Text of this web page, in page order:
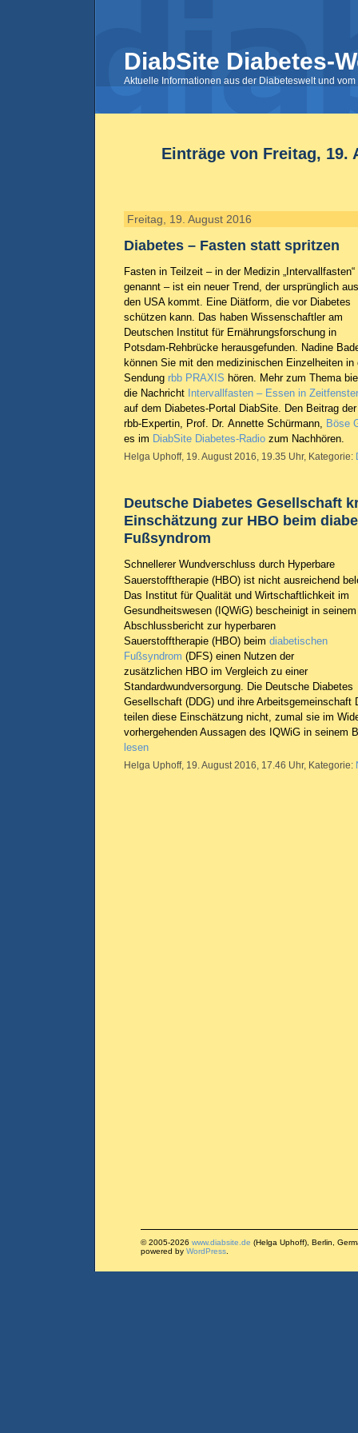
DiabSite Diabetes-
Aktuelle Informationen aus der Diabeteswelt und
Einträge von Freitag, 19.
Freitag, 19. August 2016
Diabetes – Fasten statt spritzen
Fasten in Teilzeit – in der Medizin „Intervallfasten“
genannt – ist ein neuer Trend, der ursprünglich aus
den USA kommt. Eine Diätform, die vor Diabetes
schützen kann. Das haben Wissenschaftler am
Deutschen Institut für Ernährungsforschung in
Potsdam-Rehbrücke herausgefunden. Nadine
können Sie mit den medizinischen Einzelheiten in
Sendung rbb PRAXIS hören. Mehr zum Thema
die Nachricht Intervallfasten – Essen in
auf dem Diabetes-Portal DiabSite. Den Beitrag der
rbb-Expertin, Prof. Dr. Annette Schürmann, Böse
es im DiabSite Diabetes-Radio zum Nachhören.
Helga Uphoff, 19. August 2016, 19.35 Uhr, Kategorie:
Deutsche Diabetes Gesellschaft
Einschätzung zur HBO beim
Fußsyndrom
Schnellerer Wundverschluss durch Hyperbare
Sauerstofftherapie (HBO) ist nicht ausreichend
Das Institut für Qualität und Wirtschaftlichkeit im
Gesundheitswesen (IQWiG) bescheinigt in seinem
Abschlussbericht zur hyperbaren
Sauerstofftherapie (HBO) beim diabetischen
Fußsyndrom (DFS) einen Nutzen der
zusätzlichen HBO im Vergleich zu einer
Standardwundversorgung. Die Deutsche Diabetes
Gesellschaft (DDG) und ihre Arbeitsgemeinschaft
teilen diese Einschätzung nicht, zumal sie im
vorhergehenden Aussagen des IQWiG in seinem
lesen
Helga Uphoff, 19. August 2016, 17.46 Uhr, Kategorie:
© 2005-2026 www.diabsite.de (Helga Uphoff), Berlin,
powered by WordPress.